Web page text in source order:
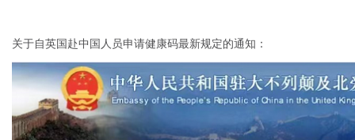
关于自英国赴中国人员申请健康码最新规定的通知：